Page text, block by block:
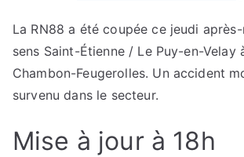
La RN88 a été coupée ce jeudi
sens Saint-Étienne / Le Puy-en-Velay
Chambon-Feugerolles. Un accident
survenu dans le secteur.
Mise à jour à 18h